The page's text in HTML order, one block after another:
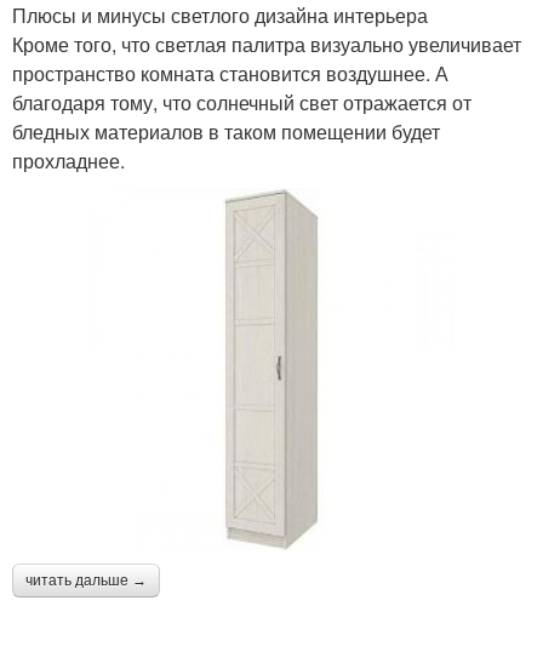
Плюсы и минусы светлого дизайна интерьера
Кроме того, что светлая палитра визуально увеличивает
пространство комната становится воздушнее. А
благодаря тому, что солнечный свет отражается от
бледных материалов в таком помещении будет
прохладнее.
читать дальше →